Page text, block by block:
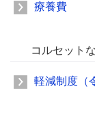
療養費
コルセット
軽減制度（